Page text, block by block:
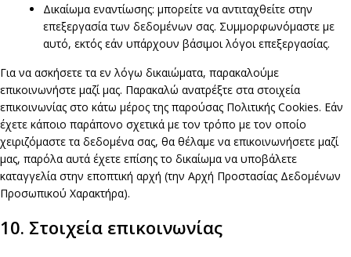
Δικαίωμα εναντίωσης: μπορείτε να αντιταχθείτε στην
επεξεργασία των δεδομένων σας. Συμμορφωνόμαστε με
αυτό, εκτός εάν υπάρχουν βάσιμοι λόγοι επεξεργασίας.
Για να ασκήσετε τα εν λόγω δικαιώματα, παρακαλούμε
επικοινωνήστε μαζί μας. Παρακαλώ ανατρέξτε στα στοιχεία
επικοινωνίας στο κάτω μέρος της παρούσας Πολιτικής Cookies. Εάν
έχετε κάποιο παράπονο σχετικά με τον τρόπο με τον οποίο
χειριζόμαστε τα δεδομένα σας, θα θέλαμε να επικοινωνήσετε μαζί
μας, παρόλα αυτά έχετε επίσης το δικαίωμα να υποβάλετε
καταγγελία στην εποπτική αρχή (την Αρχή Προστασίας Δεδομένων
Προσωπικού Χαρακτήρα).
10. Στοιχεία επικοινωνίας